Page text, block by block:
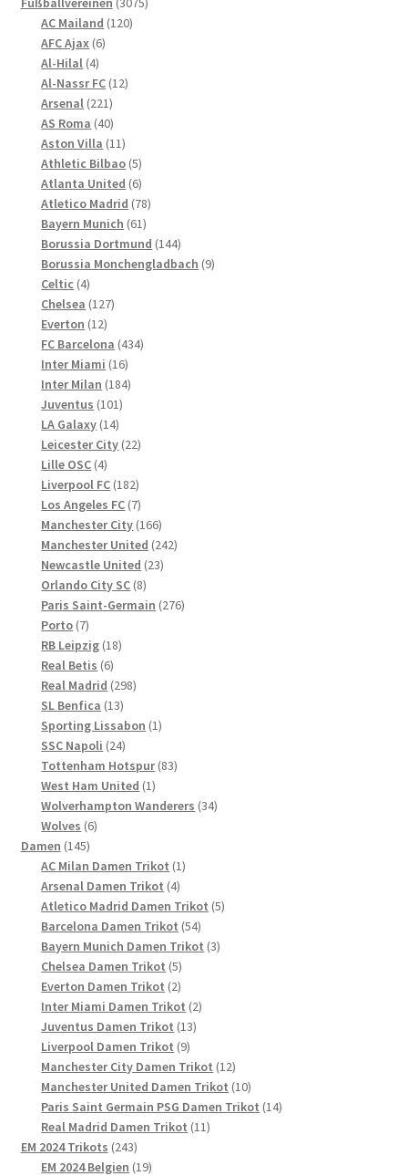
AC Mailand 120120
AFC Ajax 66
Al-Hilal 44
Produkte
Al-Nassr FC 1212
Arsenal 221221
Produkte
AS Roma 4040
Produkte
Aston Villa 1111
Produkte
Athletic Bilbao 55
Produkte
Atlanta United 66
Produkte
Atletico Madrid 7878
Bayern Munich 6161
Produkte
Borussia Dortmund 144144
Produkte
Borussia Monchengladbach 99
Celtic 44
Produkte
Chelsea 127127
Everton 1212
Produkte
FC Barcelona 434434
Inter Miami 1616
Produkte
Inter Milan 184184
Juventus 101101
LA Galaxy 1414
Produkte
Leicester City 2222
Lille OSC 44
Produkte
Liverpool FC 182182
Produkte
Los Angeles FC 77
Produkte
Manchester City 166166
Produkte
Manchester United 242242
Newcastle United 2323
Orlando City SC 88
Produkte
Paris Saint-Germain 276276
Porto 77
Produkte
RB Leipzig 1818
Real Betis 66
Produkte
Real Madrid 298298
SL Benfica 1313
Produkte
Sporting Lissabon 11
SSC Napoli 2424
Produkte
Tottenham Hotspur 8383
West Ham United 11
Produkt
Wolverhampton Wanderers 3434
Wolves 66
Damen 145145
Produkte
AC Milan Damen Trikot 11
Arsenal Damen Trikot 44
Produkte
Atletico Madrid Damen Trikot 55
Barcelona Damen Trikot 5454
Produkte
Bayern Munich Damen Trikot 33
Chelsea Damen Trikot 55
Produkte
Everton Damen Trikot 22
Produkte
Inter Miami Damen Trikot 22
Juventus Damen Trikot 1313
Liverpool Damen Trikot 99
Produkte
Manchester City Damen Trikot 1212
Produkte
Manchester United Damen Trikot 1010
Produkte
Paris Saint Germain PSG Damen Trikot 1414
Real Madrid Damen Trikot 1111
EM 2024 Trikots 243243
Produkte
EM 2024 Belgien 1919